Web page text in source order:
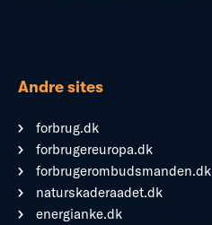
Andre sites
forbrug.dk
forbrugereuropa.dk
forbrugerombudsmanden.dk
naturskaderaadet.dk
energianke.dk